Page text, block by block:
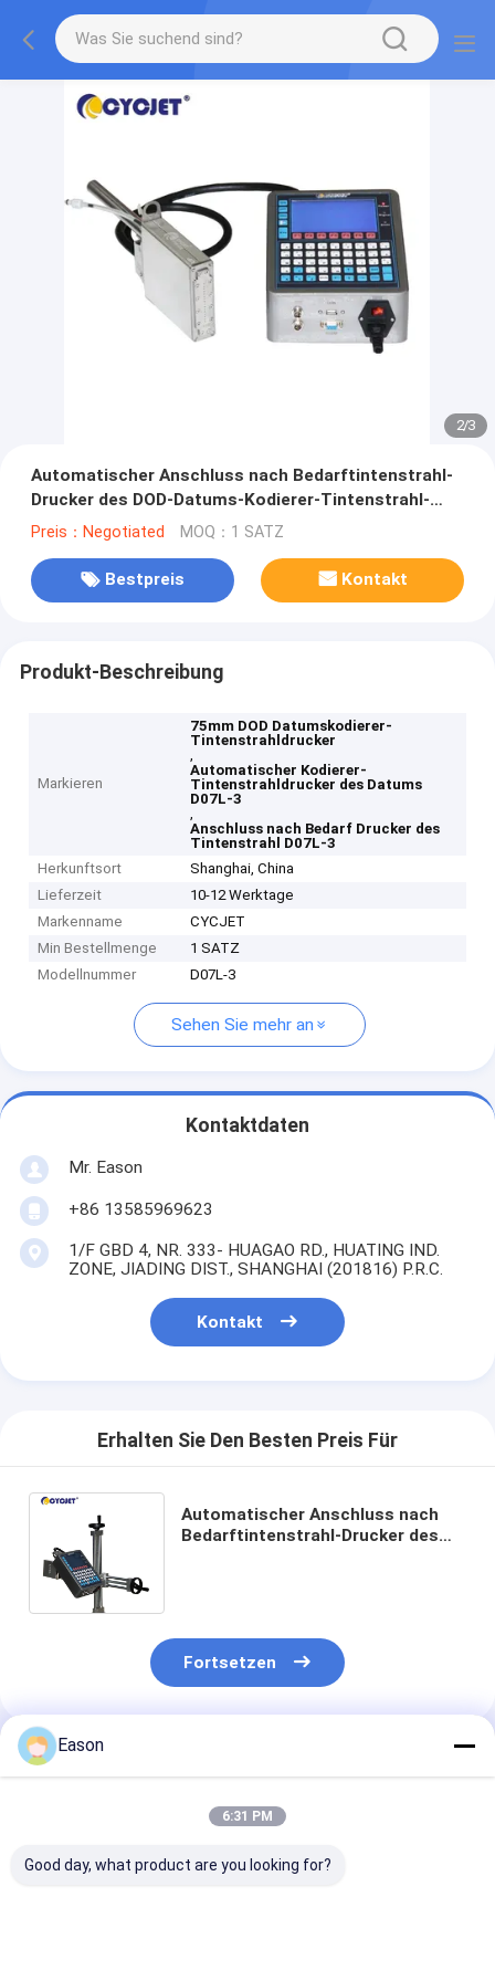
2/3
Automatischer Anschluss nach Bedarftintenstrahl-
Drucker des DOD-Datums-Kodierer-Tintenstrahl-
Drucker-D07L-3
Preis：Negotiated MOQ：1 SATZ
Bestpreis Kontakt
Produkt-Beschreibung
Markieren
75mm DOD Datumskodierer-
Tintenstrahldrucker
,
Automatischer Kodierer-
Tintenstrahldrucker des Datums
D07L-3
,
Anschluss nach Bedarf Drucker des
Tintenstrahl D07L-3
Herkunftsort
Shanghai, China
Lieferzeit
10-12 Werktage
Markenname
CYCJET
Min Bestellmenge
1 SATZ
Modellnummer
D07L-3
Sehen Sie mehr an
Kontaktdaten
Mr. Eason
+86 13585969623
1/F GBD 4, NR. 333- HUAGAO RD., HUATING IND.
ZONE, JIADING DIST., SHANGHAI (201816) P.R.C.
Kontakt
Erhalten Sie Den Besten Preis Für
Automatischer Anschluss nach
Bedarftintenstrahl-Drucker des
Fortsetzen
Empfohlene Produkte
Eason
6:31 PM
Good day, what product are you looking for?